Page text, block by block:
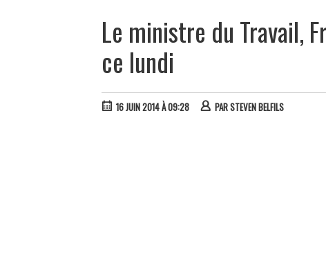
Le ministre du Travail,
ce lundi
16 JUIN 2014 À 09:28 PARSTEVEN BELFILS